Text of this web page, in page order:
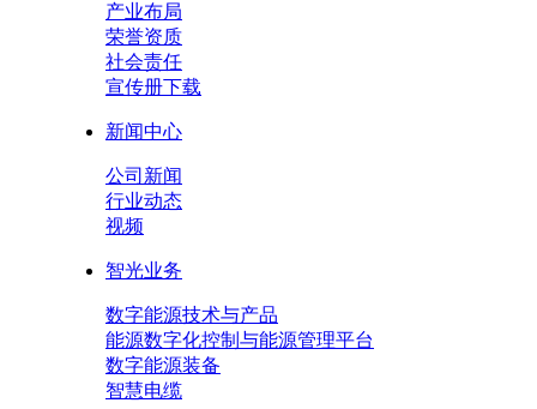
产业布局
荣誉资质
社会责任
宣传册下载
新闻中心
公司新闻
行业动态
视频
智光业务
数字能源技术与产品
能源数字化控制与能源管理平台
数字能源装备
智慧电缆